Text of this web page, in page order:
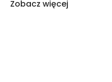
Zobacz więcej